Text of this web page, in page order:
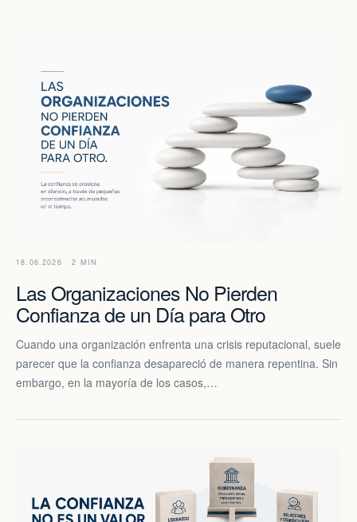
18.06.2026 · 2 MIN
Las Organizaciones No Pierden
Confianza de un Día para Otro
Cuando una organización enfrenta una crisis reputacional, suele
parecer que la confianza desapareció de manera repentina. Sin
embargo, en la mayoría de los casos,…